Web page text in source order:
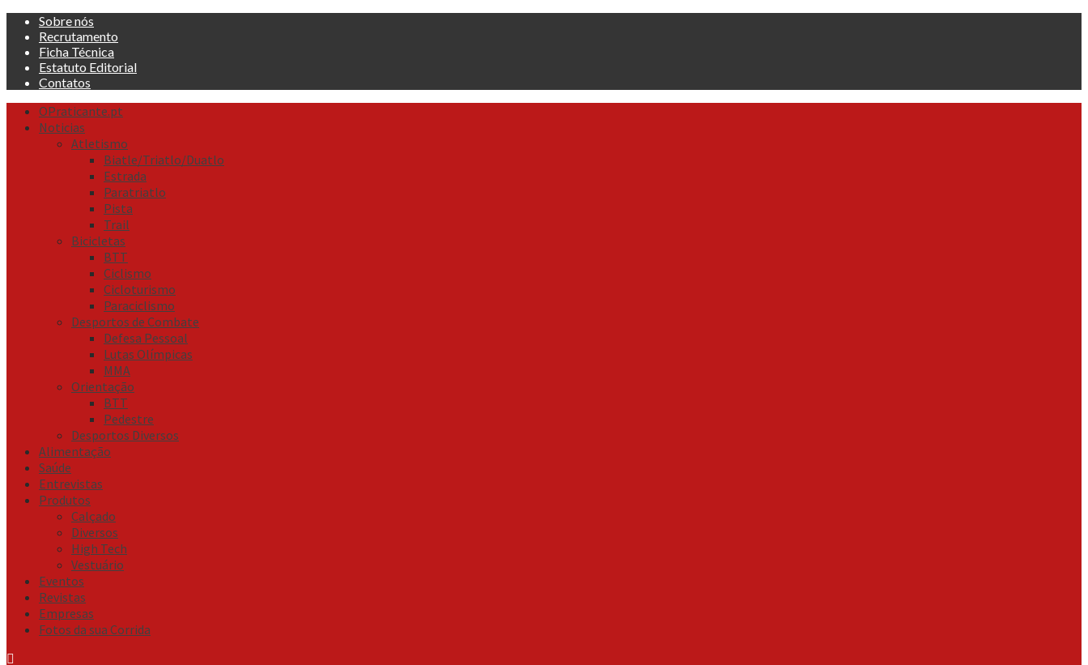
Skip
content
Sobre nós
Recrutamento
Ficha Técnica
Estatuto Editorial
Contatos
Primary
Menu
OPraticante.pt
Noticias
Atletismo
Biatle/Triatlo/Duatlo
Estrada
Paratriatlo
Pista
Trail
Bicicletas
BTT
Ciclismo
Cicloturismo
Paraciclismo
Desportos de Combate
Defesa Pessoal
Lutas Olímpicas
MMA
Orientação
BTT
Pedestre
Desportos Diversos
Alimentação
Saúde
Entrevistas
Produtos
Calçado
Diversos
High Tech
Vestuário
Eventos
Revistas
Empresas
Fotos da sua Corrida